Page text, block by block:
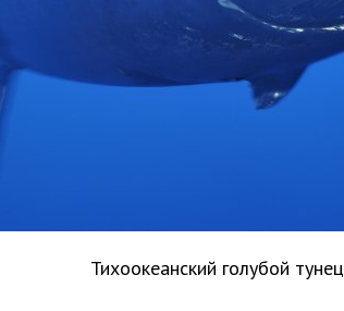
Тихоокеанский голубой тунец